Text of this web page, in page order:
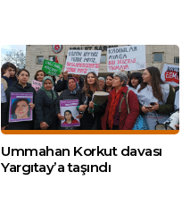
Ummahan Korkut davası
Yargıtay’a taşındı